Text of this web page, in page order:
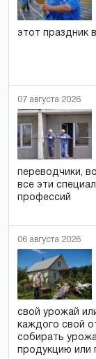
этот праздник
07 августа 2026
переводчики,
все эти
профессий
06 августа 2026
свой урожай
каждого свой
собирать
продукцию или